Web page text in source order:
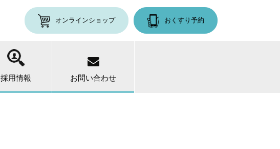
オンラインショップ おくすり予約
採用情報 お問い合わせ